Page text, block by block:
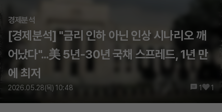
경제분석
[경제분석] "금리 인하 아닌 인상 시나리오 깨
어났다"...美 5년-30년 국채 스프레드, 1년 만
에 최저
2026.05.28(목) 10:48 1 1